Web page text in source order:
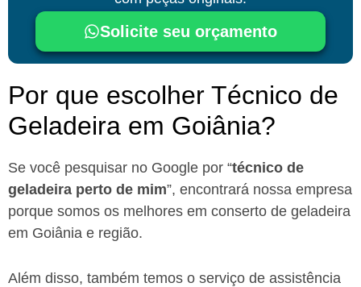
Solicite seu orçamento
Por que escolher Técnico de
Geladeira em Goiânia?​
Se você pesquisar no Google por “técnico de
geladeira perto de mim”, encontrará nossa empresa
porque somos os melhores em conserto de geladeira
em Goiânia e região.
Além disso, também temos o serviço de assistência